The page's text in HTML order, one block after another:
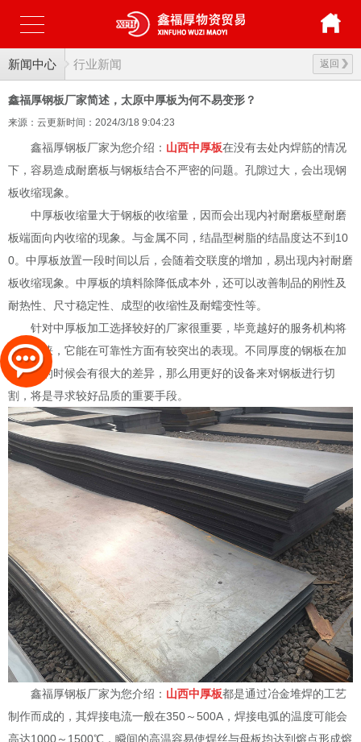
新闻中心 返回
行业新闻
鑫福厚钢板厂家简述，太原中厚板为何不易变形？
来源：云更新时间：2024/3/18 9:04:23
鑫福厚钢板厂家为您介绍： 山西中厚板在没有去处内焊筋的情况
下，容易造成耐磨板与钢板结合不严密的问题。孔隙过大，会出现钢
板收缩现象。
中厚板收缩量大于钢板的收缩量，因而会出现内衬耐磨板壁耐磨
板端面向内收缩的现象。与金属不同，结晶型树脂的结晶度达不到10
0。中厚板放置一段时间以后，会随着交联度的增加，易出现内衬耐磨
板收缩现象。中厚板的填料除降低成本外，还可以改善制品的刚性及
耐热性、尺寸稳定性、成型的收缩性及耐蠕变性等。
针对中厚板加工选择较好的厂家很重要，毕竟越好的服务机构将
更受青睐，它能在可靠性方面有较突出的表现。不同厚度的钢板在加
工制造的时候会有很大的差异，那么用更好的设备来对钢板进行切
割，将是寻求较好品质的重要手段。
鑫福厚钢板厂家为您介绍： 山西中厚板都是通过冶金堆焊的工艺
制作而成的，其焊接电流一般在350～500A，焊接电弧的温度可能会
高达1000～1500℃，瞬间的高温容易使焊丝与母板均达到熔点形成熔